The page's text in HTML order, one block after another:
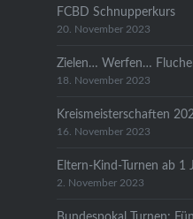
FCBD Schnupperkurs
20. November 2023
Zielen… Werfen…
18. November 2023
Kreismeisterschaften
16. November 2023
Eltern-Kind-Turnen ab 1
2. November 2023